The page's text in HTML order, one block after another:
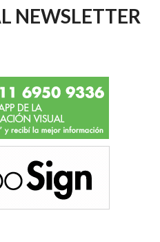
NEWSLETTER